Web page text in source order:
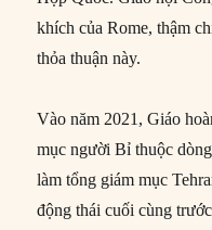
khích của Rome, thậm
thỏa thuận này.
Vào năm 2021, Giáo
mục người Bỉ thuộc
làm tổng giám mục
động thái cuối cùng